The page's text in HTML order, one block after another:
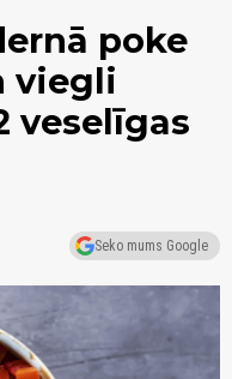
poke
viegli
veselīgas
Seko mums Google